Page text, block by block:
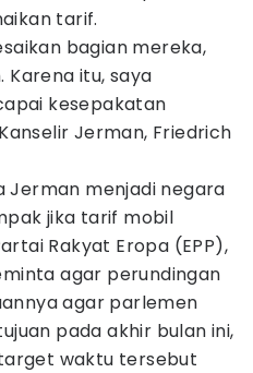
tarif.
bagian mereka,
itu, saya
kesepakatan
Jerman, Friedrich
Jerman menjadi negara
jika tarif mobil
Rakyat Eropa (EPP),
agar perundingan
agar parlemen
pada akhir bulan ini,
waktu tersebut